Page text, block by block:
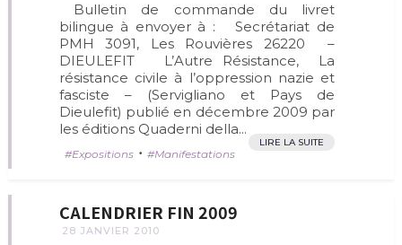
Bulletin de commande du livret
bilingue à envoyer à : Secrétariat de
PMH 3091, Les Rouvières 26220 –
DIEULEFIT L’Autre Résistance, La
résistance civile à l’oppression nazie et
fasciste – (Servigliano et Pays de
Dieulefit) publié en décembre 2009 par
les éditions Quaderni della...
LIRE LA SUITE
Expositions • Manifestations
CALENDRIER FIN 2009
28 JANVIER 2010